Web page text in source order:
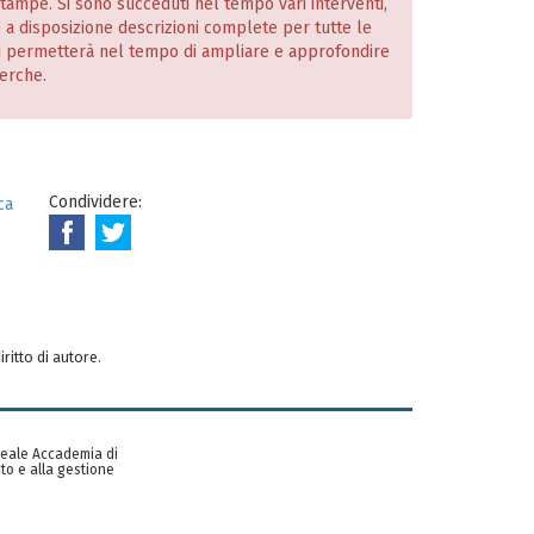
Si sono succeduti nel tempo vari interventi,
disposizione descrizioni complete per tutte le
permetterà nel tempo di ampliare e approfondire
Condividere:
di autore.
Accademia di
e alla gestione